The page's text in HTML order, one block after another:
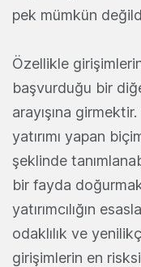
pek mümkün
Özellikle
başvurduğu bir
arayışına
yatırımı yapan
şeklinde
bir fayda
yatırımcılığın
odaklılık ve
girişimlerin en